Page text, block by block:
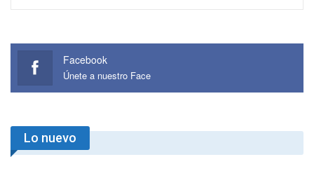
Facebook
Únete a nuestro Face
Lo nuevo